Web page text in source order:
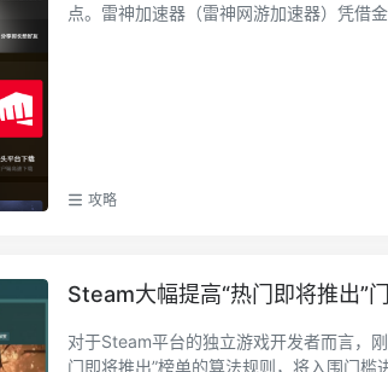
点。雷神加速器（雷神网游加速器）凭借
攻略
Steam大幅提高“热门即将推出”
对于Steam平台的独立游戏开发者而言，
门即将推出”榜单的算法规则，将入围门槛